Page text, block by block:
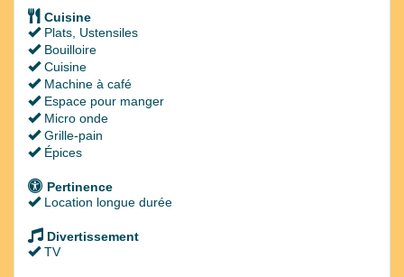
Cuisine
Plats, Ustensiles
Bouilloire
Cuisine
Machine à café
Espace pour manger
Micro onde
Grille-pain
Épices
Pertinence
Location longue durée
Divertissement
TV